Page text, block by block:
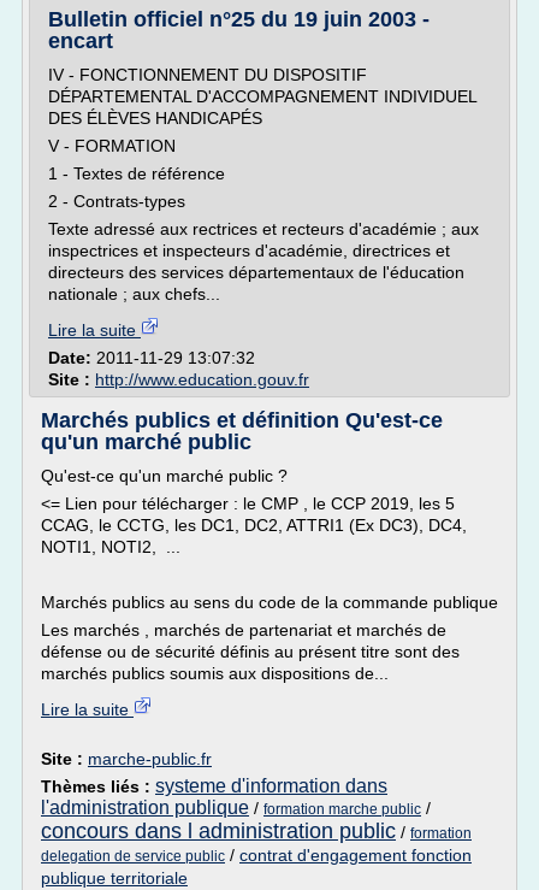
Bulletin officiel n°25 du 19 juin 2003 -
encart
IV - FONCTIONNEMENT DU DISPOSITIF
DÉPARTEMENTAL D'ACCOMPAGNEMENT INDIVIDUEL
DES ÉLÈVES HANDICAPÉS
V - FORMATION
1 - Textes de référence
2 - Contrats-types
Texte adressé aux rectrices et recteurs d'académie ; aux
inspectrices et inspecteurs d'académie, directrices et
directeurs des services départementaux de l'éducation
nationale ; aux chefs...
Lire la suite
Date: 2011-11-29 13:07:32
Site : http://www.education.gouv.fr
Marchés publics et définition Qu'est-ce
qu'un marché public
Qu'est-ce qu'un marché public ?
<= Lien pour télécharger : le CMP , le CCP 2019, les 5
CCAG, le CCTG, les DC1, DC2, ATTRI1 (Ex DC3), DC4,
NOTI1, NOTI2, ...
Marchés publics au sens du code de la commande publique
Les marchés , marchés de partenariat et marchés de
défense ou de sécurité définis au présent titre sont des
marchés publics soumis aux dispositions de...
Lire la suite
Site : marche-public.fr
Thèmes liés : systeme d'information dans
l'administration publique / formation marche public /
concours dans l administration public / formation
delegation de service public / contrat d'engagement fonction
publique territoriale